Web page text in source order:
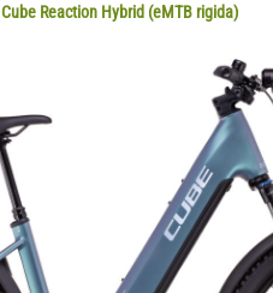
Cube Reaction Hybrid (eMTB rigida)